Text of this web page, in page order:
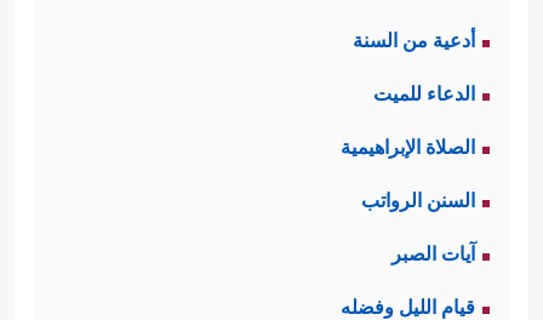
أدعية من السنة
الدعاء للميت
الصلاة الإبراهيمية
السنن الرواتب
آيات الصبر
قيام الليل وفضله